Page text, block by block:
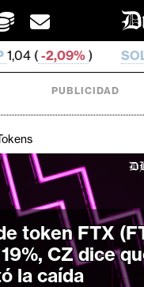
) SOL73,24 ( -
PUBLICIDAD
token FTX
CZ dice
la caída